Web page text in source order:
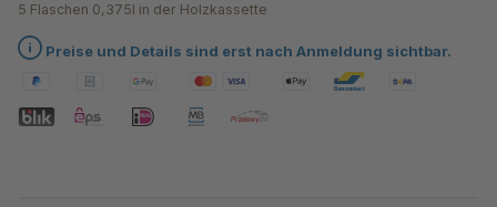
5 Flaschen 0,375l in der Holzkassette
Preise und Details sind erst nach Anmeldung sichtbar.